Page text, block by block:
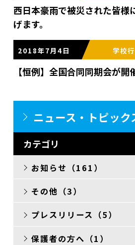
入学案内
資格・就職
西日本豪雨で被災された皆様
げます。
2018年7月4日
【恒例】全国合同同期会が開
ニュース・トピック
カテゴリ
お知らせ（161）
その他（3）
プレスリリース（5）
保護者の方へ（1）